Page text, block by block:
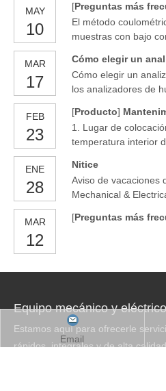
MAY
10
[Preguntas más
El método
muestras con bajo
muestras con mayor
mg).
MAR
17
Cómo elegir un
Cómo elegir un
los analizadores de
de humedad de Karl
humedad física
infrarrojos). Karl
divide en el Método
KARL FIS
FEB
23
[Producto] Mantenimiento y
1. Lugar de
temperatura interior
con alta humedad y
energía. 3. Por favor,
para trabajar en un
El instrumento
ENE
28
Nitice
Aviso de vacaciones
Mechanical &
MAR
12
[Preguntas más
Equipo mecánico y
Estamos aquí para ofrecerle
rápidos, integrales y de alta
Email